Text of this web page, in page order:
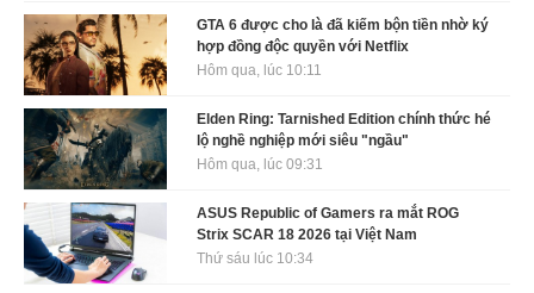
GTA 6 được cho là đã kiếm bộn tiền nhờ ký
hợp đồng độc quyền với Netflix
Hôm qua, lúc 10:11
Elden Ring: Tarnished Edition chính thức hé
lộ nghề nghiệp mới siêu "ngầu"
Hôm qua, lúc 09:31
ASUS Republic of Gamers ra mắt ROG
Strix SCAR 18 2026 tại Việt Nam
Thứ sáu lúc 10:34